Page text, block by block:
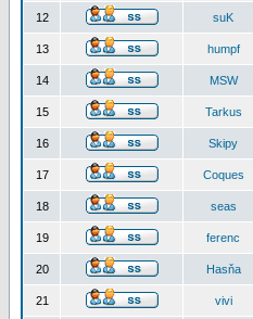
12 suK
13 humpf
14 MSW
15 Tarkus
16 Skipy
17 Coques
18 seas
19 ferenc
20 Hasňa
21 vivi